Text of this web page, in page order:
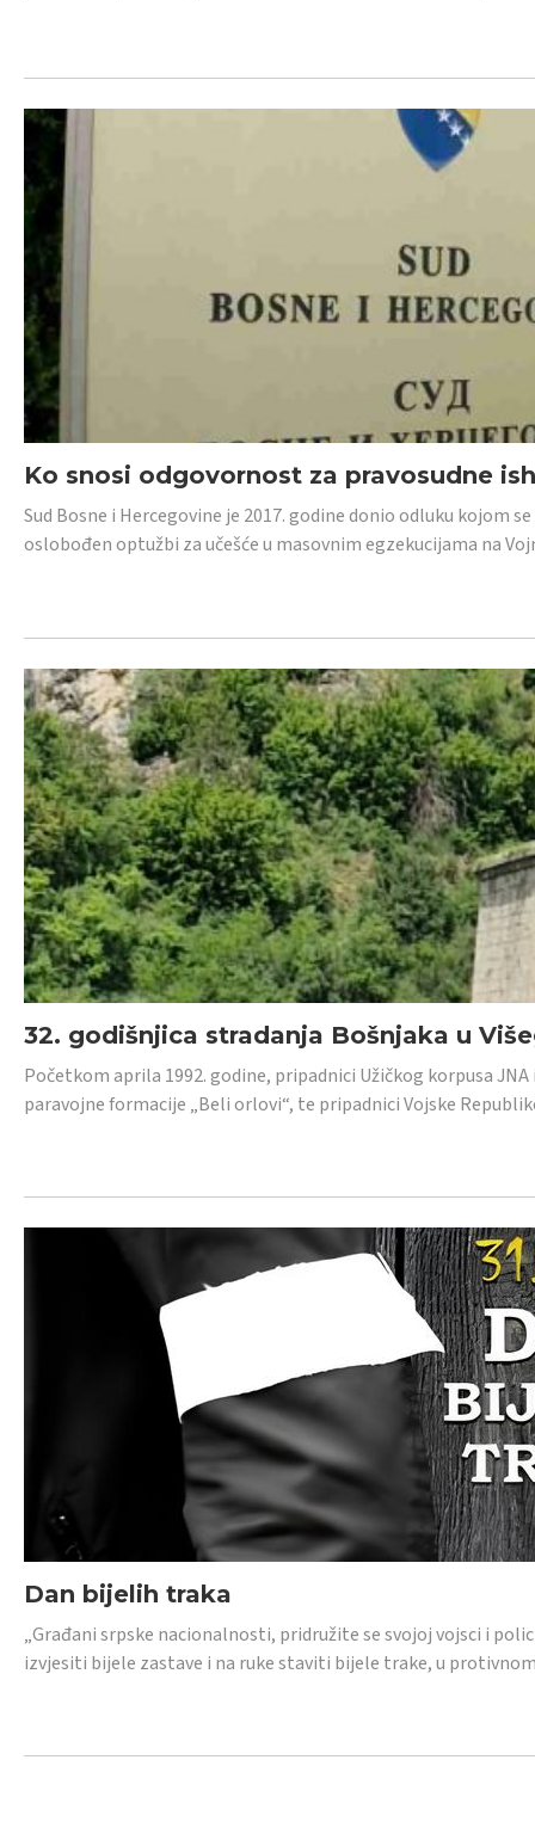
Ko snosi odgovornost za pravosudne
Sud Bosne i Hercegovine je 2017. godine donio odluku kojom
oslobođen optužbi za učešće u masovnim egzekucijama na
32. godišnjica stradanja Bošnjaka u
Početkom aprila 1992. godine, pripadnici Užičkog korpusa
paravojne formacije „Beli orlovi“, te pripadnici Vojske
Dan bijelih traka
„Građani srpske nacionalnosti, pridružite se svojoj vojsci i
izvjesiti bijele zastave i na ruke staviti bijele trake, u